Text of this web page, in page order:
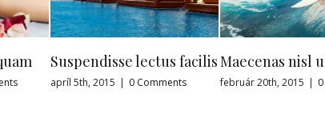
lectus facilis
| 0 Comments
Maecenas nisl urna
február 20th, 2015 0 Comments
Sed
február